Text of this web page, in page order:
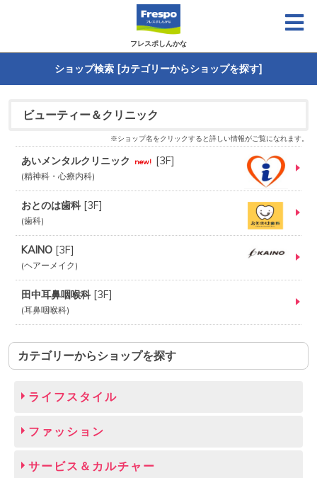
フレスポしんかな
ショップ検索 [カテゴリーからショップを探す]
ビューティー＆クリニック
※ショップ名をクリックすると詳しい情報がご覧になれます。
あいメンタルクリニック new! [3F]
精神科・心療内科
おとのは歯科 [3F]
歯科
KAINO [3F]
ヘアーメイク
田中耳鼻咽喉科 [3F]
耳鼻咽喉科
カテゴリーからショップを探す
ライフスタイル
ファッション
サービス＆カルチャー